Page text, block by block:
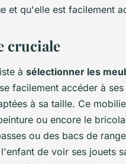
et qu'elle est facilement
cruciale
à sélectionner les
facilement accéder à
à sa taille. Ce
ou encore le
ou des bacs de
de voir ses jouets